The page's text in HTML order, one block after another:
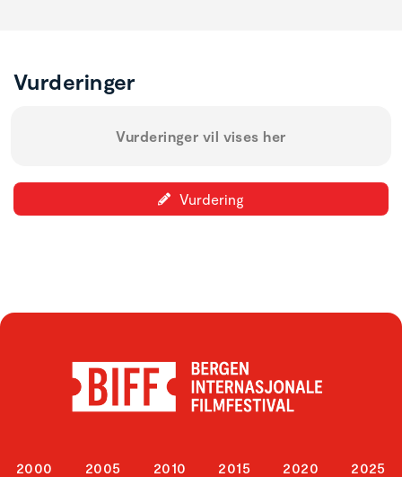
Vurderinger
Vurderinger vil vises her
Vurdering
2000
2005
2010
2015
2020
2025